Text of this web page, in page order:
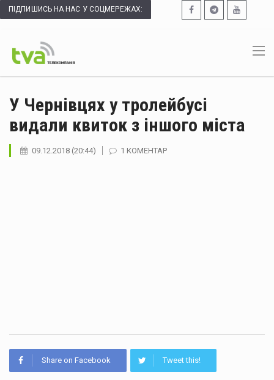
ПІДПИШИСЬ НА НАС У СОЦМЕРЕЖАХ:
У Чернівцях у тролейбусі
видали квиток з іншого міста
09.12.2018 (20:44) 1 КОМЕНТАР
Share on Facebook Tweet this!